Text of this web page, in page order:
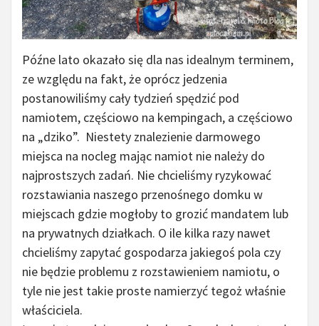
Późne lato okazało się dla nas idealnym terminem,
ze względu na fakt, że oprócz jedzenia
postanowiliśmy cały tydzień spędzić pod
namiotem, częściowo na kempingach, a częściowo
na „dziko”. Niestety znalezienie darmowego
miejsca na nocleg mając namiot nie należy do
najprostszych zadań. Nie chcieliśmy ryzykować
rozstawiania naszego przenośnego domku w
miejscach gdzie mogłoby to grozić mandatem lub
na prywatnych działkach. O ile kilka razy nawet
chcieliśmy zapytać gospodarza jakiegoś pola czy
nie będzie problemu z rozstawieniem namiotu, o
tyle nie jest takie proste namierzyć tegoż właśnie
właściciela.